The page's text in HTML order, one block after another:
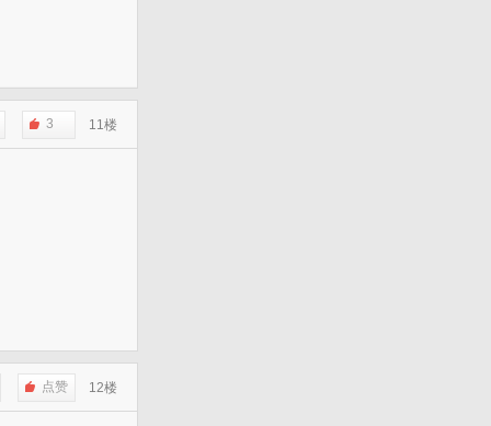
11楼
3
12楼
点赞